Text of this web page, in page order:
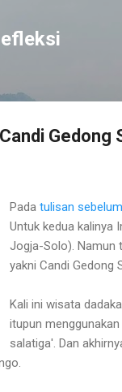
Gedong
Pada tulisan
Untuk kedua kalinya
Jogja-Solo). Namun
yakni Candi Gedong
Kali ini wisata
itupun
salatiga'. Dan